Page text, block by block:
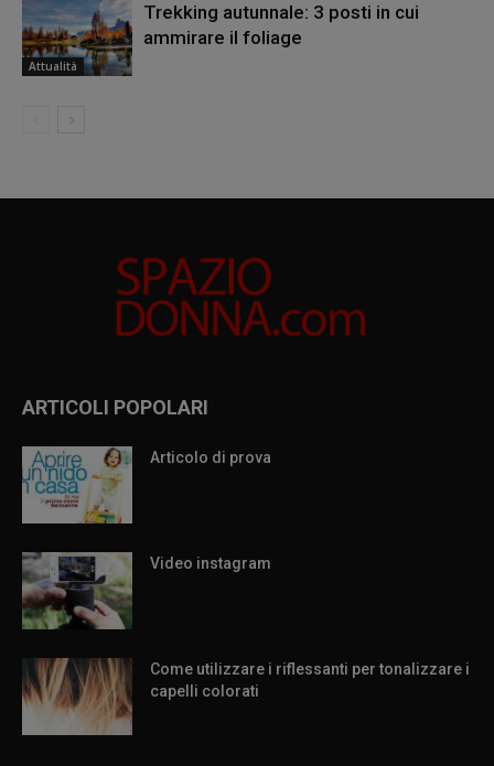
Attualità
Trekking autunnale: 3 posti in cui
ammirare il foliage
ARTICOLI POPOLARI
Articolo di prova
Video instagram
Come utilizzare i riflessanti per tonalizzare i
capelli colorati